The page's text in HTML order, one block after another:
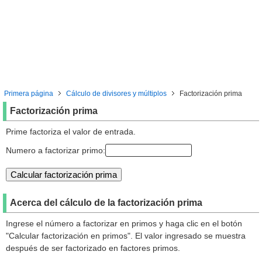
Primera página Cálculo de divisores y múltiplos Factorización prima
Factorización prima
Prime factoriza el valor de entrada.
Numero a factorizar primo:
Acerca del cálculo de la factorización prima
Ingrese el número a factorizar en primos y haga clic en el botón
"Calcular factorización en primos". El valor ingresado se muestra
después de ser factorizado en factores primos.